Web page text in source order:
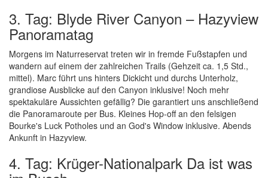
3. Tag: Blyde River Canyon – Hazyview
Panoramatag
Morgens im Naturreservat treten wir in fremde Fußstapfen und
wandern auf einem der zahlreichen Trails (Gehzeit ca. 1,5 Std.,
mittel). Marc führt uns hinters Dickicht und durchs Unterholz,
grandiose Ausblicke auf den Canyon inklusive! Noch mehr
spektakuläre Aussichten gefällig? Die garantiert uns anschließend
die Panoramaroute per Bus. Kleines Hop-off an den felsigen
Bourke's Luck Potholes und an God's Window inklusive. Abends
Ankunft in Hazyview.
4. Tag: Krüger-Nationalpark Da ist was